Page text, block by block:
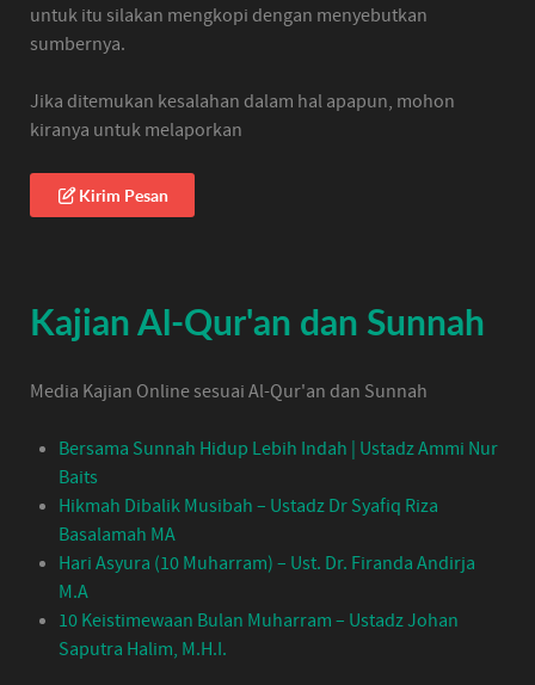
untuk itu silakan mengkopi dengan menyebutkan
sumbernya.
Jika ditemukan kesalahan dalam hal apapun, mohon
kiranya untuk melaporkan
Kirim Pesan
Kajian Al-Qur'an dan Sunnah
Media Kajian Online sesuai Al-Qur'an dan Sunnah
Bersama Sunnah Hidup Lebih Indah | Ustadz Ammi Nur
Baits
Hikmah Dibalik Musibah – Ustadz Dr Syafiq Riza
Basalamah MA
Hari Asyura (10 Muharram) – Ust. Dr. Firanda Andirja
M.A
10 Keistimewaan Bulan Muharram – Ustadz Johan
Saputra Halim, M.H.I.